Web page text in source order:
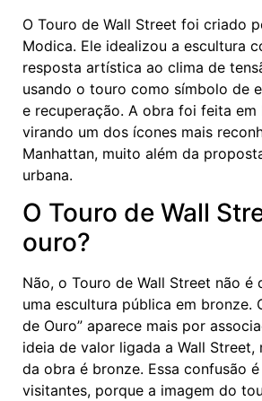
O Touro de Wall Street foi criado
Modica. Ele idealizou a escultura
resposta artística ao clima de
usando o touro como símbolo de
e recuperação. A obra foi feita em
virando um dos ícones mais
Manhattan, muito além da
urbana.
O Touro de Wall
ouro?
Não, o Touro de Wall Street não é
uma escultura pública em bronze.
de Ouro” aparece mais por
ideia de valor ligada a Wall Street,
da obra é bronze. Essa confusão
visitantes, porque a imagem do